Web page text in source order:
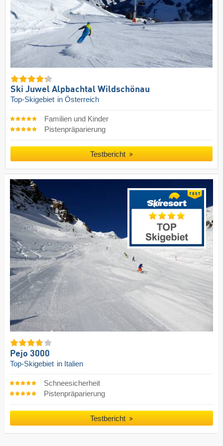
Ski Juwel Alpbachtal Wildschönau
Top-Skigebiet in Österreich
Familien und Kinder
Pistenpräparierung
Testbericht
Pejo 3000
Top-Skigebiet in Italien
Schneesicherheit
Pistenpräparierung
Testbericht